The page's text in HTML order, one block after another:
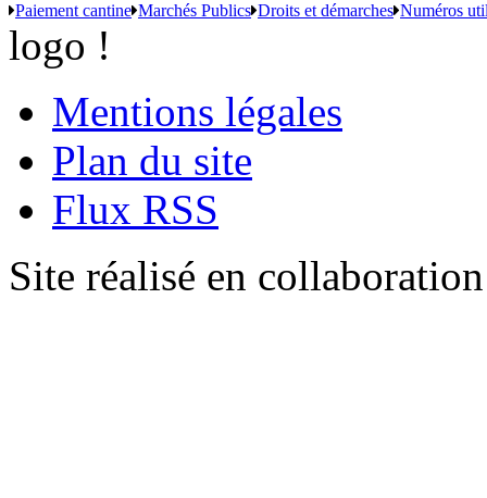
Paiement cantine Marchés Publics Droits et démarches Numéros
logo !
Mentions légales
Plan du site
Flux RSS
Site réalisé en